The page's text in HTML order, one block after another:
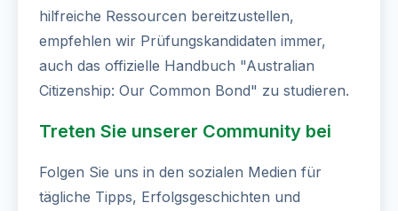
hilfreiche Ressourcen bereitzustellen,
empfehlen wir Prüfungskandidaten immer,
auch das offizielle Handbuch "Australian
Citizenship: Our Common Bond" zu studieren.
Treten Sie unserer Community bei
Folgen Sie uns in den sozialen Medien für
tägliche Tipps, Erfolgsgeschichten und